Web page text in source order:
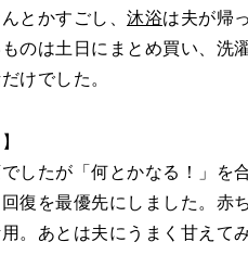
とかすごし、 沐浴は夫が帰
のは土日にまとめ買い、洗
けでした。
したが「何とかなる！」を
復を最優先にしました。赤
。あとは夫にうまく甘えて